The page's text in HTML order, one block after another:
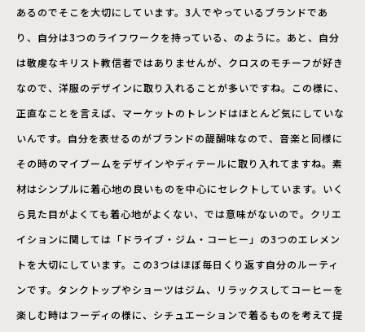
あるのでそこを大切にしています。3人でやっているブランドであ
り、自分は3つのライフワークを持っている、のように。あと、自分
は敬虔なキリスト教信者ではありませんが、クロスのモチーフが好き
なので、洋服のデザインに取り入れることが多いですね。この様に、
正直なことを言えば、マーケットのトレンドはほとんど気にしていな
いんです。自分を表せるのがブランドの醍醐味なので、音楽と同様に
その時のマイブームをデザインやディテールに取り入れてますね。素
材はシンプルに着心地の良いものを中心にセレクトしています。いく
ら見た目がよくても着心地がよくない、では意味がないので。クリエ
イションに関しては「ドライブ・ジム・コーヒー」の3つのエレメン
トを大切にしています。この3つはほぼ毎日くり返す自分のルーティ
ンです。タンクトップやショーツはジム、リラックスしてコーヒーを
楽しむ時はフーディの様に、シチュエーションで着るものを考えて提